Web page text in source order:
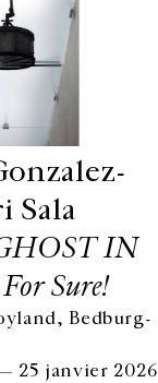
Sala
IN
Sure!
Bedburg-
25 janvier 2026